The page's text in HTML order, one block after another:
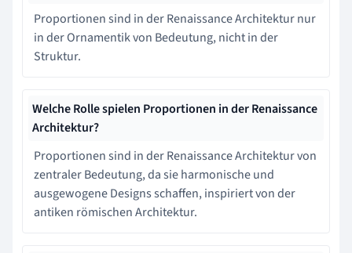
Proportionen sind in der Renaissance Architektur nur
in der Ornamentik von Bedeutung, nicht in der
Struktur.
Welche Rolle spielen Proportionen in der Renaissance
Architektur?
Proportionen sind in der Renaissance Architektur von
zentraler Bedeutung, da sie harmonische und
ausgewogene Designs schaffen, inspiriert von der
antiken römischen Architektur.